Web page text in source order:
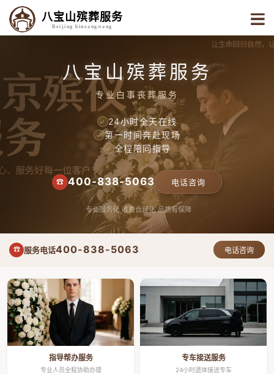
八宝山殡葬服务
Beijing binzangwang
八宝山殡葬服务
专业白事丧葬服务
✓ 24小时全天在线
✓ 第一时间奔赴现场
✓ 全程陪同指导
☎ 400-838-5063 电话咨询
专业服务化 收费合理化 品质有保障
☎ 服务电话400-838-5063 电话咨询
指导帮办服务
专业人员全程协助办理
专车接送服务
24小时遗体接送专车